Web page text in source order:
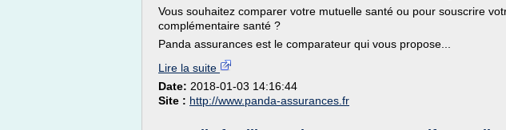
Vous souhaitez comparer votre mutuelle santé ou pour souscrire
complémentaire santé ?
Panda assurances est le comparateur qui vous propose...
Lire la suite
Date: 2018-01-03 14:16:44
Site : http://www.panda-assurances.fr